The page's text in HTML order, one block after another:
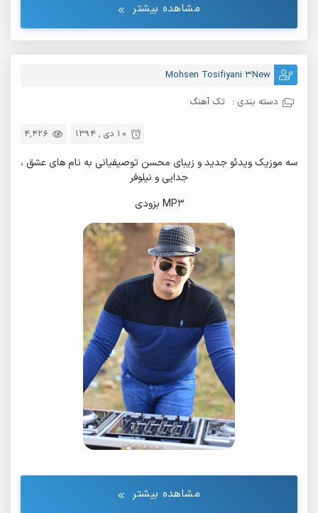
مشاهده بیشتر
Mohsen Tosifiyani 3New
دسته بندی : تک آهنگ
4,426 10 دی , 1394
سه موزیک ویدئو جدید و زیبای محسن توصیفیانی به نام های عشق ،
جدایی و نیلوفر
MP3 بزودی
مشاهده بیشتر